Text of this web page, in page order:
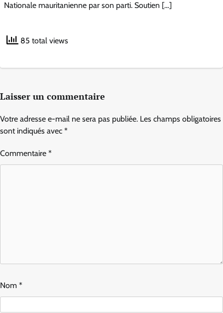
Nationale mauritanienne par son parti. Soutien […]
85 total views
Laisser un commentaire
Votre adresse e-mail ne sera pas publiée. Les champs obligatoires
sont indiqués avec *
Commentaire *
Nom *